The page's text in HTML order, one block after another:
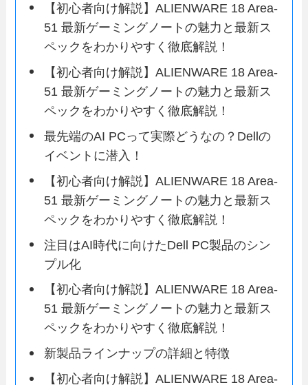
【初心者向け解説】ALIENWARE 18 Area-
51 最新ゲーミングノートの魅力と最新ス
ペックをわかりやすく徹底解説！
【初心者向け解説】ALIENWARE 18 Area-
51 最新ゲーミングノートの魅力と最新ス
ペックをわかりやすく徹底解説！
最先端のAI PCって実際どうなの？Dellの
イベントに潜入！
【初心者向け解説】ALIENWARE 18 Area-
51 最新ゲーミングノートの魅力と最新ス
ペックをわかりやすく徹底解説！
注目はAI時代に向けたDell PC製品のシン
プル化
【初心者向け解説】ALIENWARE 18 Area-
51 最新ゲーミングノートの魅力と最新ス
ペックをわかりやすく徹底解説！
新製品ラインナップの詳細と特徴
【初心者向け解説】ALIENWARE 18 Area-